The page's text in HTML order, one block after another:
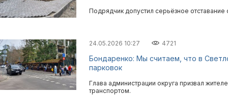
Подрядчик допустил серьёзное отставание
24.05.2026 10:27 4721
Бондаренко: Мы считаем, что в
парковок
Глава администрации округа призвал
транспортом.